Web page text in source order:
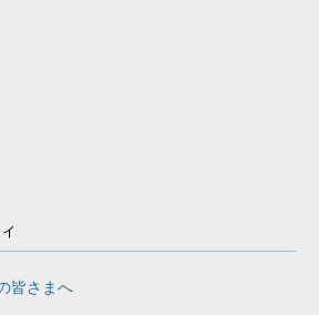
皆さまへ